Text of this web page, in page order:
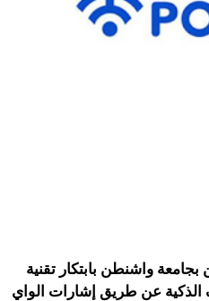
واشنطن بابتكار تقنية
الذكية عن طريق إشارات الواي